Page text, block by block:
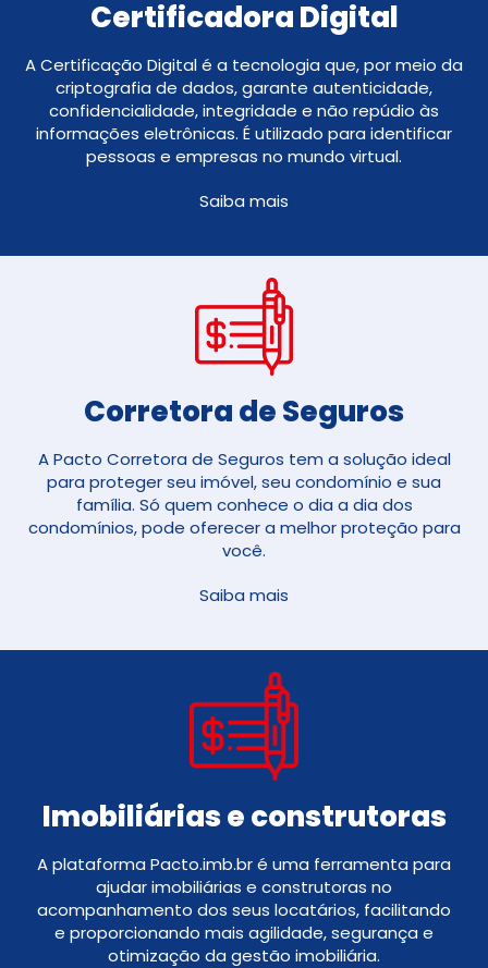
Certificadora Digital
A Certificação Digital é a tecnologia que, por meio da
criptografia de dados, garante autenticidade,
confidencialidade, integridade e não repúdio às
informações eletrônicas. É utilizado para identificar
pessoas e empresas no mundo virtual.
Saiba mais
Corretora de Seguros​
A Pacto Corretora de Seguros tem a solução ideal
para proteger seu imóvel, seu condomínio e sua
família. Só quem conhece o dia a dia dos
condomínios, pode oferecer a melhor proteção para
você.
Saiba mais
Imobiliárias e construtoras
A plataforma Pacto.imb.br é uma ferramenta para
ajudar imobiliárias e construtoras no
acompanhamento dos seus locatários, facilitando
e proporcionando mais agilidade, segurança e
otimização da gestão imobiliária.